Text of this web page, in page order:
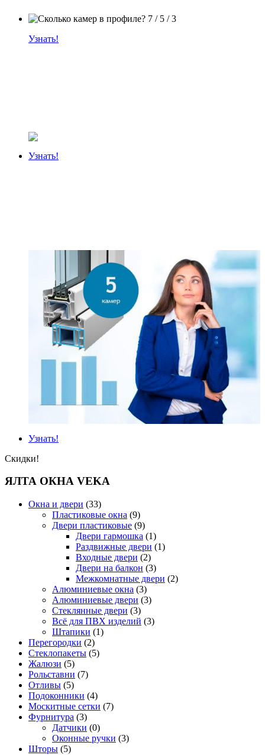
Узнать!
Узнать!
Узнать!
Скидки!
ЯЛТА ОКНА VEKA
Окна и двери (33)
Пластиковые окна (9)
Двери пластиковые (9)
Двери гармошка (1)
Раздвижные двери (1)
Входные двери (2)
Двери на балкон (3)
Межкомнатные двери (2)
Алюминиевые окна (3)
Алюминиевые двери (3)
Стеклянные двери (3)
Всё для ПВХ изделий (3)
Штапики (1)
Перегородки (2)
Стеклопакеты (5)
Жалюзи (5)
Рольставни (7)
Отливы (5)
Подоконники (4)
Москитные сетки (7)
Фурнитура (3)
Датчики (0)
Оконные ручки (3)
Шторы (5)